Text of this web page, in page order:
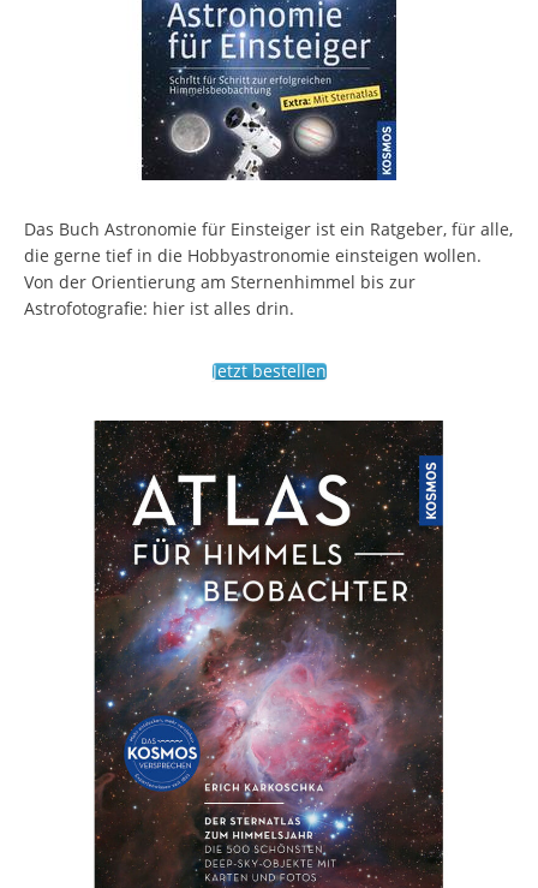
Das Buch Astronomie für Einsteiger ist ein Ratgeber, für alle,
die gerne tief in die Hobbyastronomie einsteigen wollen.
Von der Orientierung am Sternenhimmel bis zur
Astrofotografie: hier ist alles drin.
Jetzt bestellen